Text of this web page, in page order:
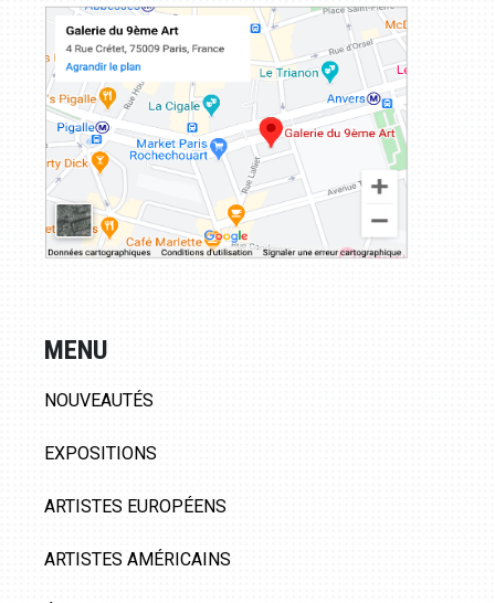
MENU
NOUVEAUTÉS
EXPOSITIONS
ARTISTES EUROPÉENS
ARTISTES AMÉRICAINS